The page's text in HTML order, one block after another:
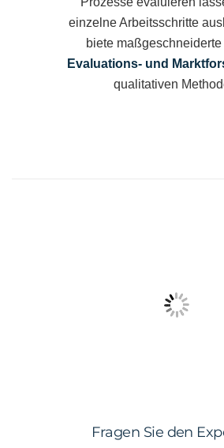
einzelne Arbeitsschritte
biete maßgeschneiderte
Evaluations- und
qualitativen
Fragen Sie den